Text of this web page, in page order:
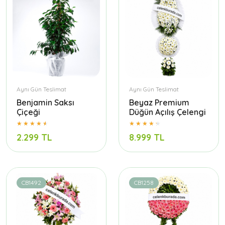
Aynı Gün Teslimat
Benjamin Saksı
Çiçeği
2.299 TL
Aynı Gün Teslimat
Beyaz Premium
Düğün Açılış Çelengi
8.999 TL
CB1492 CB1258